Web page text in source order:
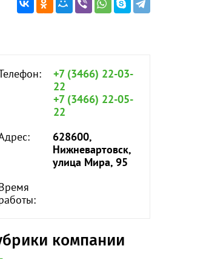
+7 (3466) 22-03-
22
+7 (3466) 22-05-
22
628600,
Нижневартовск,
улица Мира, 95
компании